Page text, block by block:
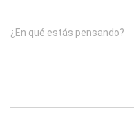
¿En qué estás pensando?